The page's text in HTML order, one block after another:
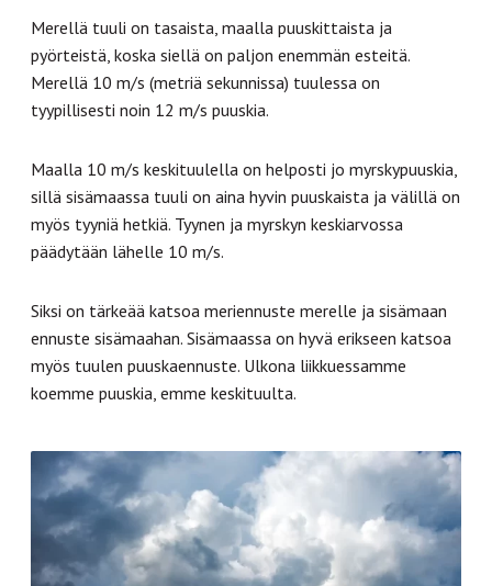
Merellä tuuli on tasaista, maalla puuskittaista ja
pyörteistä, koska siellä on paljon enemmän esteitä.
Merellä 10 m/s (metriä sekunnissa) tuulessa on
tyypillisesti noin 12 m/s puuskia.
Maalla 10 m/s keskituulella on helposti jo myrskypuuskia,
sillä sisämaassa tuuli on aina hyvin puuskaista ja välillä on
myös tyyniä hetkiä. Tyynen ja myrskyn keskiarvossa
päädytään lähelle 10 m/s.
Siksi on tärkeää katsoa meriennuste merelle ja sisämaan
ennuste sisämaahan. Sisämaassa on hyvä erikseen katsoa
myös tuulen puuskaennuste. Ulkona liikkuessamme
koemme puuskia, emme keskituulta.